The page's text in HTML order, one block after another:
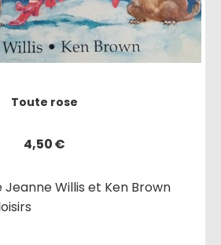
Toute rose
4,50€
Jeanne Willis et Ken Brown